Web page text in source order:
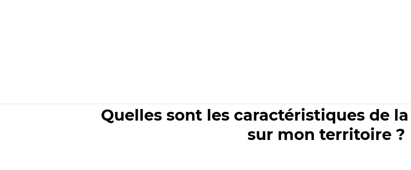
Quelles sont les caractéristiques de
sur mon territoire ?